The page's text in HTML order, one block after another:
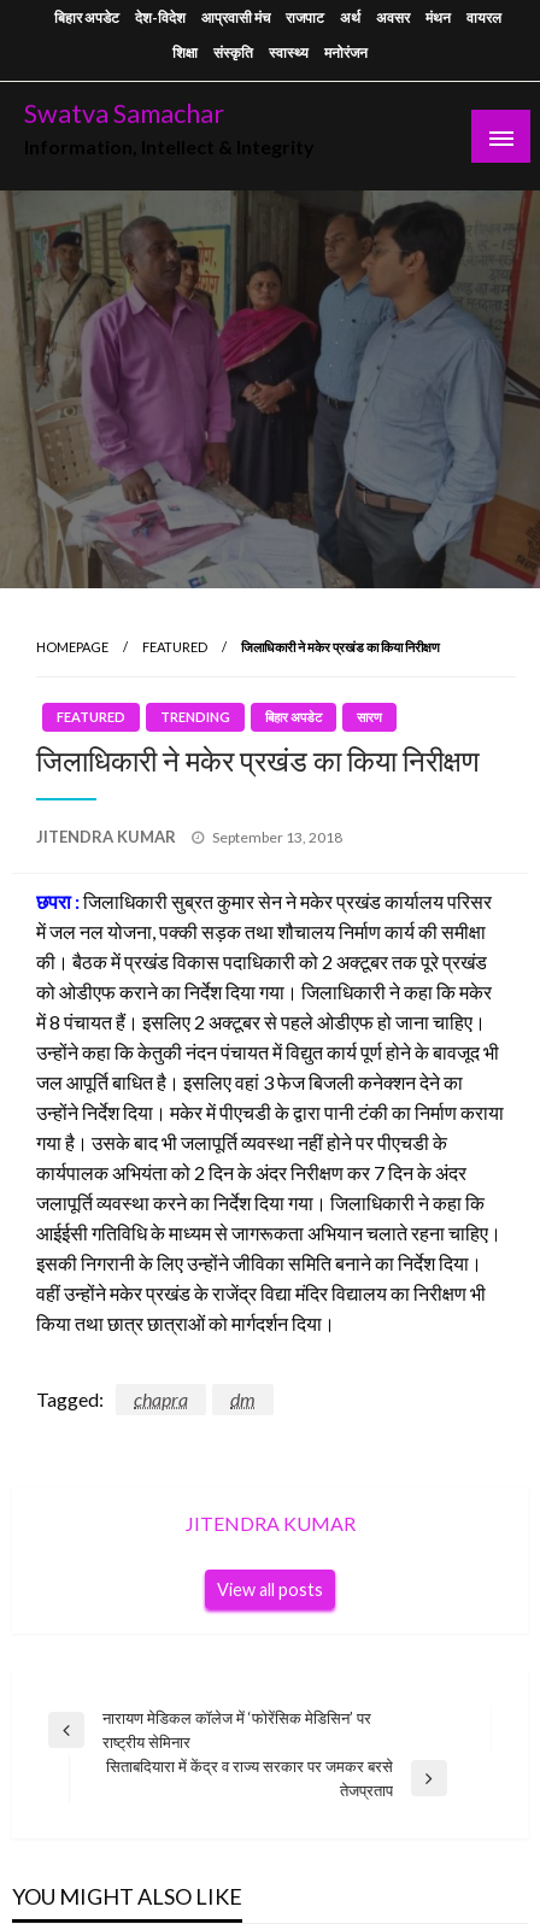
बिहार अपडेट देश-विदेश आप्रवासी मंच राजपाट अर्थ अवसर मंथन
वायरल
शिक्षा
संस्कृति स्वास्थ्य मनोरंजन
Swatva Samachar
HOMEPAGE FEATURED जिलाधिकारी ने ​मकेर प्रखंड का किया निरीक्षण
FEATURED TRENDING बिहार अपडेट सारण
जिलाधिकारी ने ​मकेर प्रखंड का किया निरीक्षण
JITENDRA KUMAR
Posted
September 13, 2018
छपरा :जिलाधिकारी सुब्रत कुमार सेन ने मकेर प्रखंड कार्यालय परिसर
में जल नल योजना, पक्की सड़क तथा शौचालय निर्माण कार्य की समीक्षा
की। बैठक में प्रखंड विकास पदाधिकारी को 2 अक्टूबर तक पूरे प्रखंड
को ओडीएफ कराने का निर्देश दिया गया। जिलाधिकारी ने कहा कि मकेर
में 8 पंचायत हैं। इसलिए 2 अक्टूबर से पहले ओडीएफ हो जाना चाहिए।
उन्होंने कहा कि केतुकी नंदन पंचायत में विद्युत कार्य पूर्ण होने के बावजूद भी
जल आपूर्ति बाधित है। इसलिए वहां 3 फेज बिजली कनेक्शन देने का
उन्होंने निर्देश दिया। मकेर में पीएचडी के द्वारा पानी टंकी का निर्माण कराया
गया है। उसके बाद भी जलापूर्ति व्यवस्था नहीं होने पर पीएचडी के
कार्यपालक अभियंता को 2 दिन के अंदर निरीक्षण कर 7 दिन के अंदर
जलापूर्ति व्यवस्था करने का निर्देश दिया गया। जिलाधिकारी ने कहा कि
आईईसी गतिविधि के माध्यम से जागरूकता अभियान चलाते रहना चाहिए।
इसकी निगरानी के लिए उन्होंने जीविका समिति बनाने का निर्देश दिया।
वहीं उन्होंने मकेर प्रखंड के राजेंद्र विद्या मंदिर विद्यालय का निरीक्षण भी
किया तथा छात्र छात्राओं को मार्गदर्शन दिया।
Tagged: chapra dm
JITENDRA KUMAR
View all posts
Post
navigation
Previous
नारायण मेडिकल कॉलेज में ‘फोरेंसिक मेडिसिन’ पर
राष्ट्रीय सेमिनार
सिताबदियारा में केंद्र व राज्य सरकार पर जमकर बरसे
तेजप्रताप
YOU MIGHT ALSO LIKE